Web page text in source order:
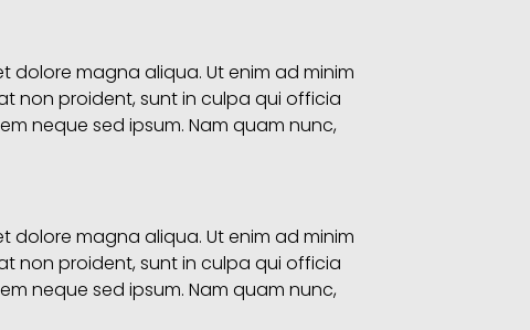
dolore magna aliqua. Ut enim ad minim
non proident, sunt in culpa qui officia
neque sed ipsum. Nam quam nunc,
dolore magna aliqua. Ut enim ad minim
non proident, sunt in culpa qui officia
neque sed ipsum. Nam quam nunc,